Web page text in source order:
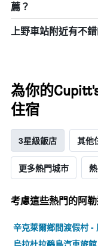
薦？
上野車站附近有不
為你的
住宿
3星級飯店 其他
更多熱門城市
考慮這些熱門的阿
辛克萊爾鄉間渡假村 -